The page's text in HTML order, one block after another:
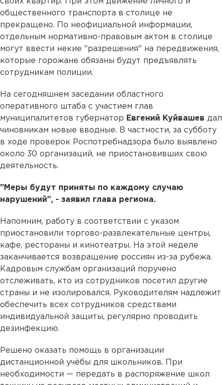
общественного транспорта в столице не
прекращено. По неофициальной информации,
отдельным нормативно-правовым актом в столице
могут ввести некие "разрешения" на передвижения,
которые горожане обязаны будут предъявлять
сотрудникам полиции.
На сегодняшнем заседании областного
оперативного штаба с участием глав
муниципалитетов губернатор Евгений Куйвашев дал
чиновникам новые вводные. В частности, за субботу
в ходе проверок Роспотребнадзора было выявлено
около 30 организаций, не приостановивших свою
деятельность.
"Меры будут приняты по каждому случаю
нарушений", - заявил глава региона.
Напомним, работу в соответствии с указом
приостановили торгово-развлекательные центры,
кафе, рестораны и кинотеатры. На этой неделе
заканчивается возвращение россиян из-за рубежа.
Кадровым службам организаций поручено
отслеживать, кто из сотрудников посетил другие
страны и не изолировался. Руководителям надлежит
обеспечить всех сотрудников средствами
индивидуальной защиты, регулярно проводить
дезинфекцию.
Решено оказать помощь в организации
дистанционной учёбы для школьников. При
необходимости — передать в распоряжение школ